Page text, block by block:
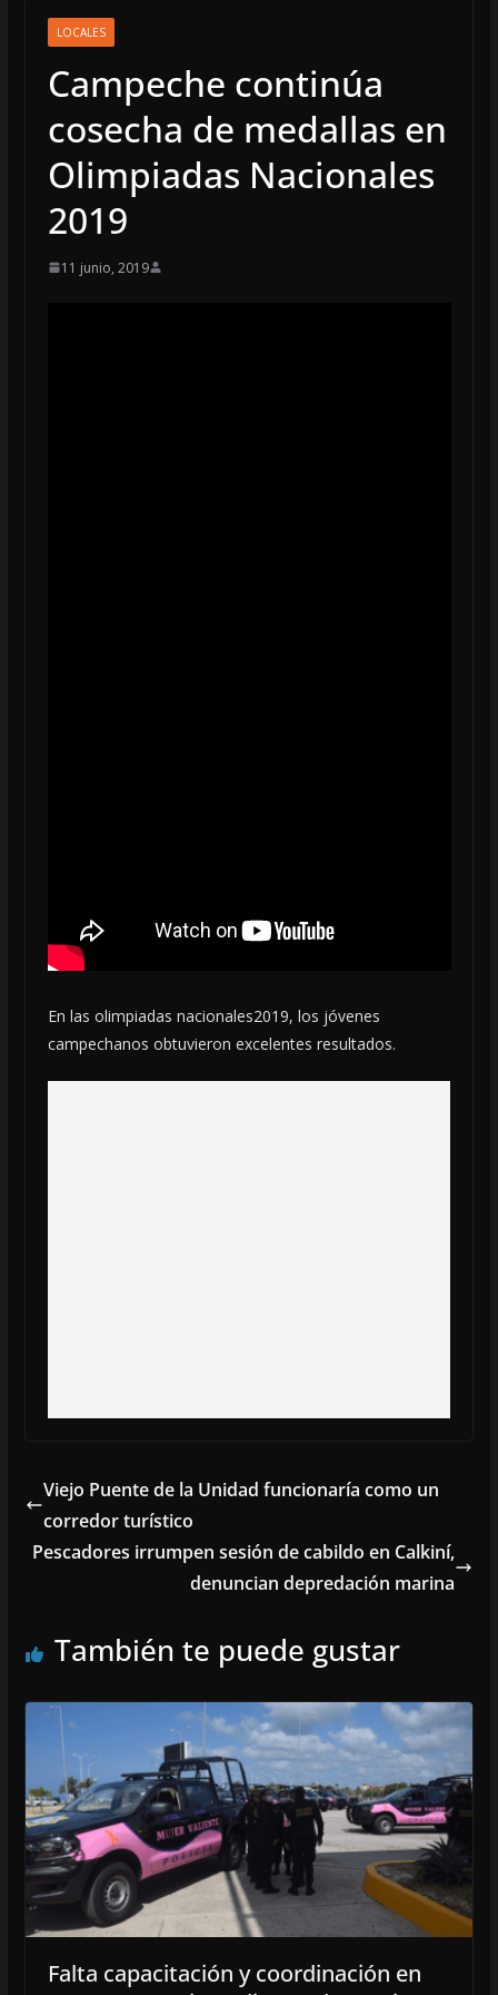
LOCALES
Campeche continúa
cosecha de medallas en
Olimpiadas Nacionales
2019
11 junio, 2019
En las olimpiadas nacionales2019, los jóvenes
campechanos obtuvieron excelentes resultados.
Viejo Puente de la Unidad funcionaría como un
corredor turístico
Pescadores irrumpen sesión de cabildo en Calkiní,
denuncian depredación marina
También te puede gustar
Falta capacitación y coordinación en